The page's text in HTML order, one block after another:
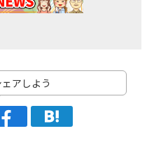
アしよう